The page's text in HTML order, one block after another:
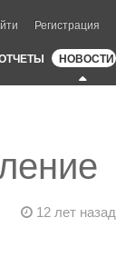
Регистрация
НОВОСТИ
12 лет назад